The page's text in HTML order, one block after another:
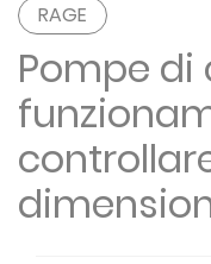
RAGE
Pompe